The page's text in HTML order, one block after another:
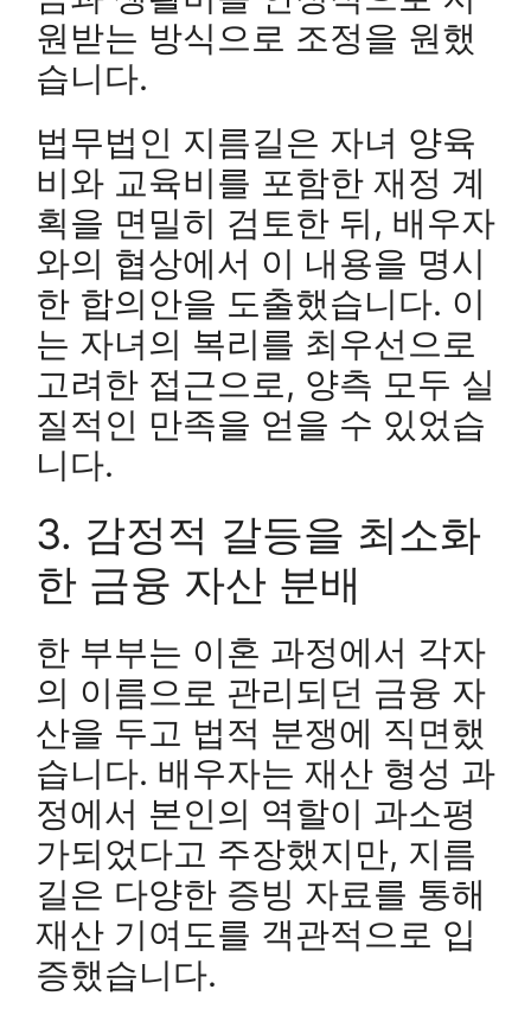
원받는 방식으로 조정을 원했
습니다.
법무법인 지름길은 자녀 양육
비와 교육비를 포함한 재정 계
획을 면밀히 검토한 뒤, 배우자
와의 협상에서 이 내용을 명시
한 합의안을 도출했습니다. 이
는 자녀의 복리를 최우선으로
고려한 접근으로, 양측 모두 실
질적인 만족을 얻을 수 있었습
니다.
3. 감정적 갈등을 최소화
한 금융 자산 분배
한 부부는 이혼 과정에서 각자
의 이름으로 관리되던 금융 자
산을 두고 법적 분쟁에 직면했
습니다. 배우자는 재산 형성 과
정에서 본인의 역할이 과소평
가되었다고 주장했지만, 지름
길은 다양한 증빙 자료를 통해
재산 기여도를 객관적으로 입
증했습니다.